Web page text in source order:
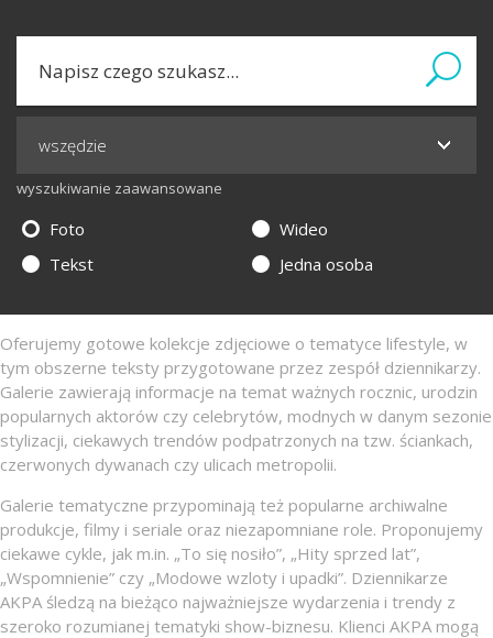
wyszukiwanie zaawansowane
Foto
Wideo
Tekst
Jedna osoba
Oferujemy gotowe kolekcje zdjęciowe o tematyce lifestyle, w
tym obszerne teksty przygotowane przez zespół dziennikarzy.
Galerie zawierają informacje na temat ważnych rocznic, urodzin
popularnych aktorów czy celebrytów, modnych w danym sezonie
stylizacji, ciekawych trendów podpatrzonych na tzw. ściankach,
czerwonych dywanach czy ulicach metropolii.
Galerie tematyczne przypominają też popularne archiwalne
produkcje, filmy i seriale oraz niezapomniane role. Proponujemy
ciekawe cykle, jak m.in. „To się nosiło”, „Hity sprzed lat”,
„Wspomnienie” czy „Modowe wzloty i upadki”. Dziennikarze
AKPA śledzą na bieżąco najważniejsze wydarzenia i trendy z
szeroko rozumianej tematyki show-biznesu. Klienci AKPA mogą